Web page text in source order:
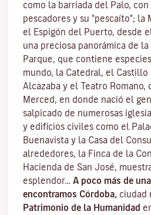
como la barriada del Palo, con
pescadores y su "pescaíto"; la
el Espigón del Puerto, desde
una preciosa panorámica de
Parque, que contiene
mundo, la Catedral, el Castillo
Alcazaba y el Teatro Romano,
Merced, en donde nació el
salpicado de numerosas
y edificios civiles como el
Buenavista y la Casa del
alrededores, la Finca de la
Hacienda de San José,
esplendor… A poco más de
encontramos Córdoba, ciudad
Patrimonio de la Humanidad